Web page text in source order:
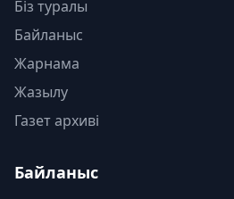
Біз туралы
Байланыс
Жарнама
Жазылу
Газет архиві
Байланыс